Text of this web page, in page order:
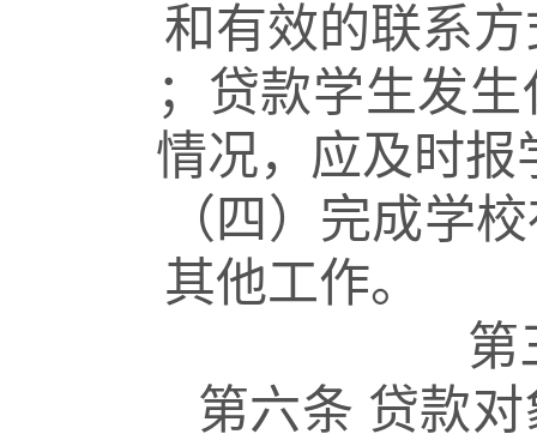
和有效的联系方
；贷款学生发
情况，应及时报
（四）完成学
其他工作。
第
第六条 贷款